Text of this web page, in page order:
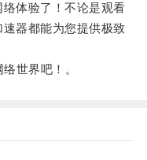
体验了！不论是观看
器都能为您提供极致
世界吧！。